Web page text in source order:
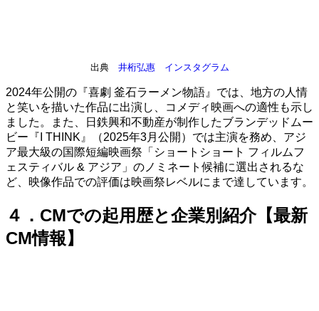
出典 井桁弘惠 インスタグラム
2024年公開の『喜劇 釜石ラーメン物語』では、地方の人情
と笑いを描いた作品に出演し、コメディ映画への適性も示し
ました。また、日鉄興和不動産が制作したブランデッドムー
ビー『I THINK』（2025年3月公開）では主演を務め、アジ
ア最大級の国際短編映画祭「ショートショート フィルムフ
ェスティバル & アジア」のノミネート候補に選出されるな
ど、映像作品での評価は映画祭レベルにまで達しています。
４．CMでの起用歴と企業別紹介【最新
CM情報】